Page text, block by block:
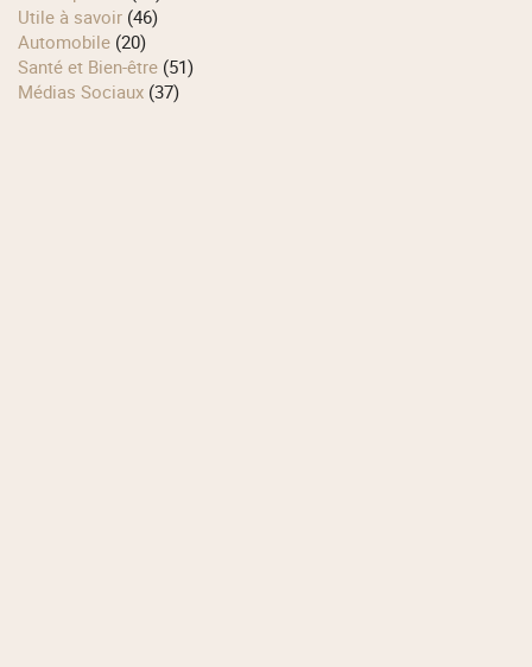
Utile à savoir (46)
Automobile (20)
Santé et Bien-être (51)
Médias Sociaux (37)